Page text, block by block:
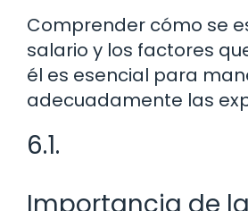
Comprender cómo se
salario y los factores
él es esencial para
adecuadamente las
6.1.